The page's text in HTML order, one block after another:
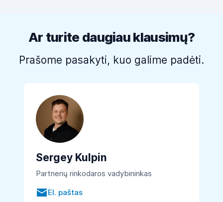
Ar turite daugiau klausimų?
Prašome pasakyti, kuo galime padėti.
Sergey Kulpin
Partnerių rinkodaros vadybininkas
El. paštas